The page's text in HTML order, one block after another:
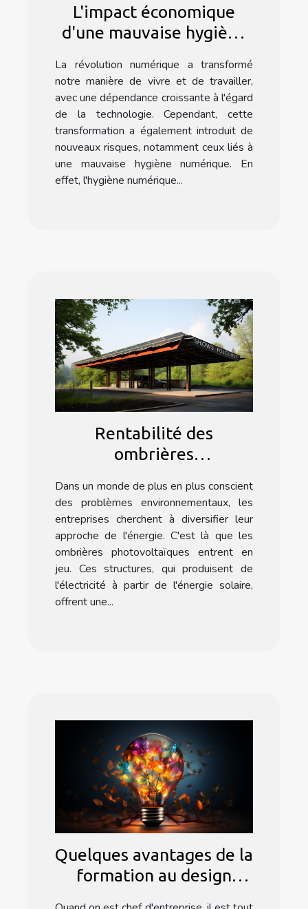
L'impact économique
d'une mauvaise hygiène
La révolution numérique a transformé
notre manière de vivre et de travailler,
avec une dépendance croissante à l'égard
de la technologie. Cependant, cette
transformation a également introduit de
nouveaux risques, notamment ceux liés à
une mauvaise hygiène numérique. En
effet, l'hygiène numérique...
Rentabilité des
ombrières
entreprises
Dans un monde de plus en plus conscient
des problèmes environnementaux, les
entreprises cherchent à diversifier leur
approche de l'énergie. C'est là que les
ombrières photovoltaïques entrent en
jeu. Ces structures, qui produisent de
l'électricité à partir de l'énergie solaire,
offrent une...
Quelques avantages de la
formation au design